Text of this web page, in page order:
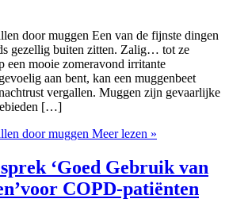
door muggen Een van de fijnste dingen
gezellig buiten zitten. Zalig… tot ze
een mooie zomeravond irritante
aan bent, kan een muggenbeet
vergallen. Muggen zijn gevaarlijke
[…]
door muggen Meer lezen »
‘Goed Gebruik van
COPD-patiënten